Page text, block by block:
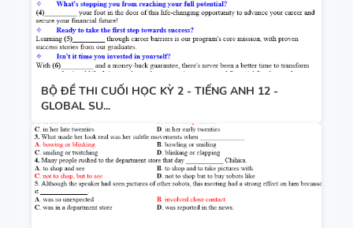
BỘ ĐỀ THI CUỐI HỌC KỲ 2 - TIẾNG ANH 12 -
GLOBAL SU...